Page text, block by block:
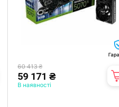
60 413 ₴
59 171 ₴
В наявності